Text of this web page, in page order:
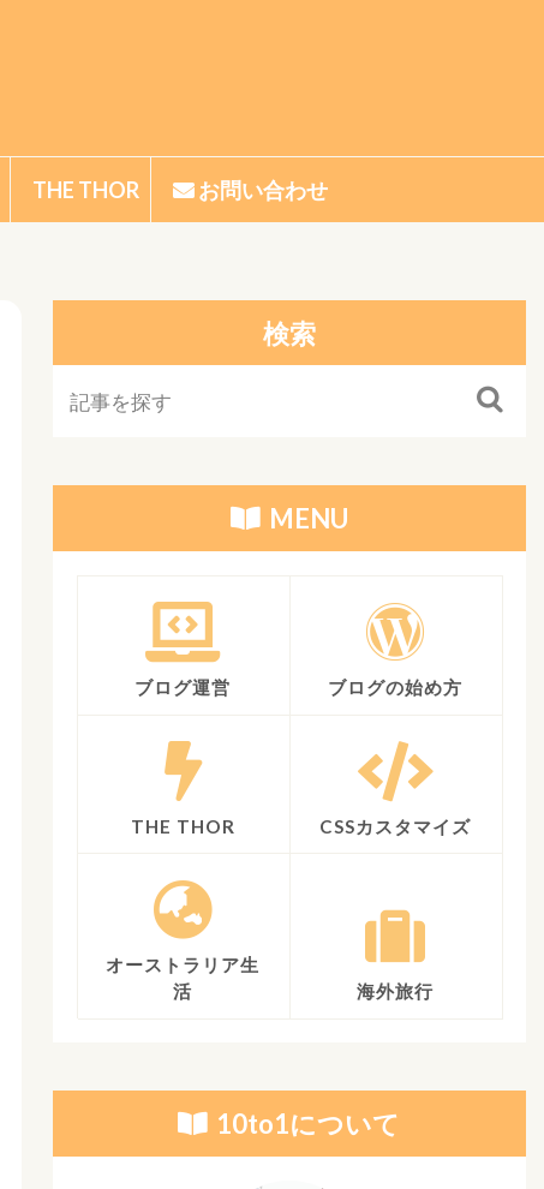
THE THOR お問い合わせ
検索
MENU
ブログ運営 ブログの始め方
THE THOR CSSカスタマイズ
オーストラリア生
活
海外旅行
10to1について